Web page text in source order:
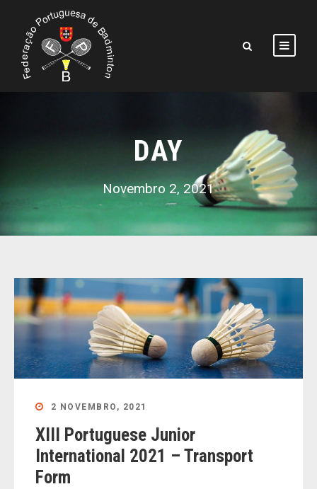
DAY
Novembro 2, 2021
2 NOVEMBRO, 2021
XIII Portuguese Junior
International 2021 – Transport
Form